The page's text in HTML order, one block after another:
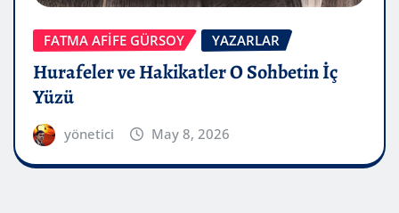
FATMA AFİFE GÜRSOY YAZARLAR
Hurafeler ve Hakikatler O Sohbetin İç
Yüzü
yönetici May 8, 2026